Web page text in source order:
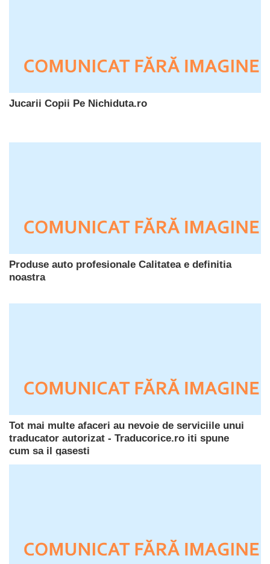
Jucarii Copii Pe Nichiduta.ro
Produse auto profesionale Calitatea e definitia
noastra
Tot mai multe afaceri au nevoie de serviciile unui
traducator autorizat - Traducorice.ro iti spune
cum sa il gasesti